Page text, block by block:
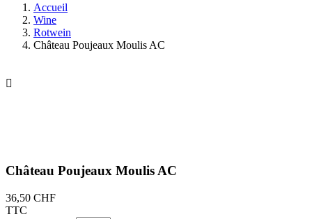
Accueil
Wine
Rotwein
Château Poujeaux Moulis AC

Château Poujeaux Moulis AC
36,50 CHF
TTC